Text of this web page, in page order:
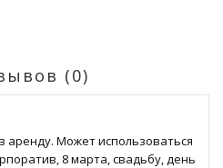
(0)
аренду. Может использоваться
8 марта, свадьбу, день